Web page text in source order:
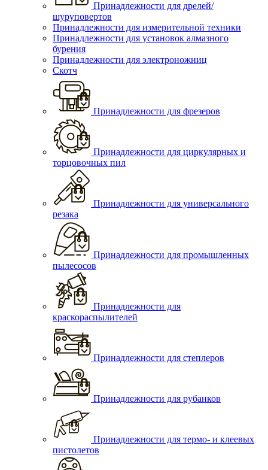
Принадлежности для дрелей/
шуруповертов
Принадлежности для измерительной техники
Принадлежности для установок алмазного
бурения
Принадлежности для электроножниц
Скотч
Принадлежности для фрезеров
Принадлежности для циркулярных и
торцовочных пил
Принадлежности для универсального
резака
Принадлежности для промышленных
пылесосов
Принадлежности для
краскораспылителей
Принадлежности для степлеров
Принадлежности для рубанков
Принадлежности для термо- и клеевых
пистолетов